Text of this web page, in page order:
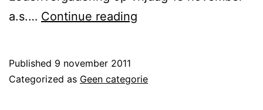
a.s.… Continue reading
Published 9 november 2011
Categorized as Geen categorie